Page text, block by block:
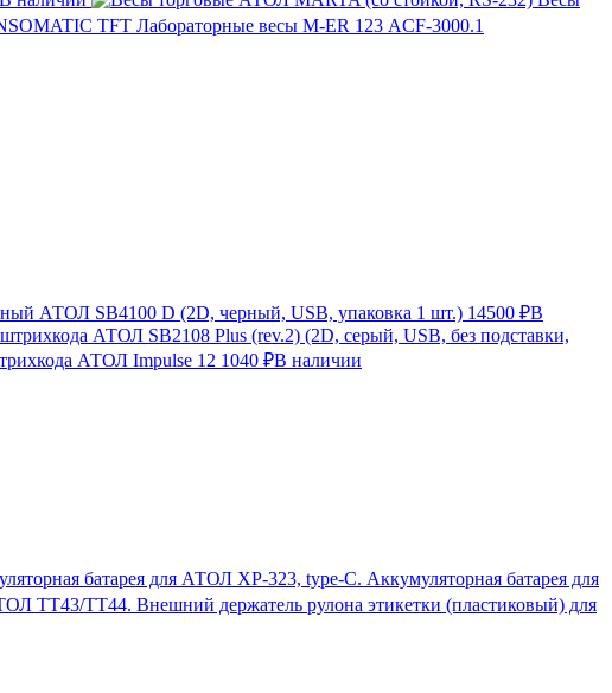
Лабораторные весы M-ER 123 АCF-3000.1
АТОЛ SB4100 D (2D, черный, USB, упаковка 1 шт.) 14500 ₽В
АТОЛ SB2108 Plus (rev.2) (2D, серый, USB, без подставки,
АТОЛ Impulse 12 1040 ₽В наличии
Аккумуляторная батарея для
Внешний держатель рулона этикетки (пластиковый) для